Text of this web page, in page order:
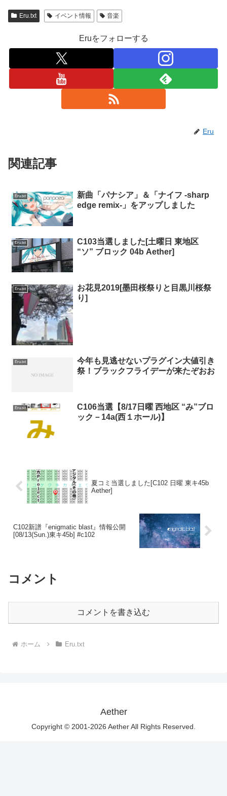
Eru.txt イベント情報 音楽
Eruをフォローする
Eru
関連記事
Eru.txt
新曲「パナシア」＆「ナイフ -sharp
edge remix-」をアップしました
Eru.txt
C103当選しました[土曜日 東地区
“ソ” ブロック 04b Aether]
Eru.txt
お花見2019[墨田桜祭りと目黒川桜祭
り]
Eru.txt
今年も見逃せないプラグイン大値引き
祭！ブラックフライデーが来たぞおお
Eru.txt
C106当選【8/17日曜 西地区 “み”ブロ
ック－14a(西１ホール)】
夏コミ当選しました[C102 日曜 東キ45b
Aether]
C102新譜『enigmatic blast』情報公開
[08/13(Sun.)東キ45b] #c102
コメント
コメントを書き込む
ホーム Eru.txt
Aether
Copyright © 2001-2026 Aether All Rights Reserved.